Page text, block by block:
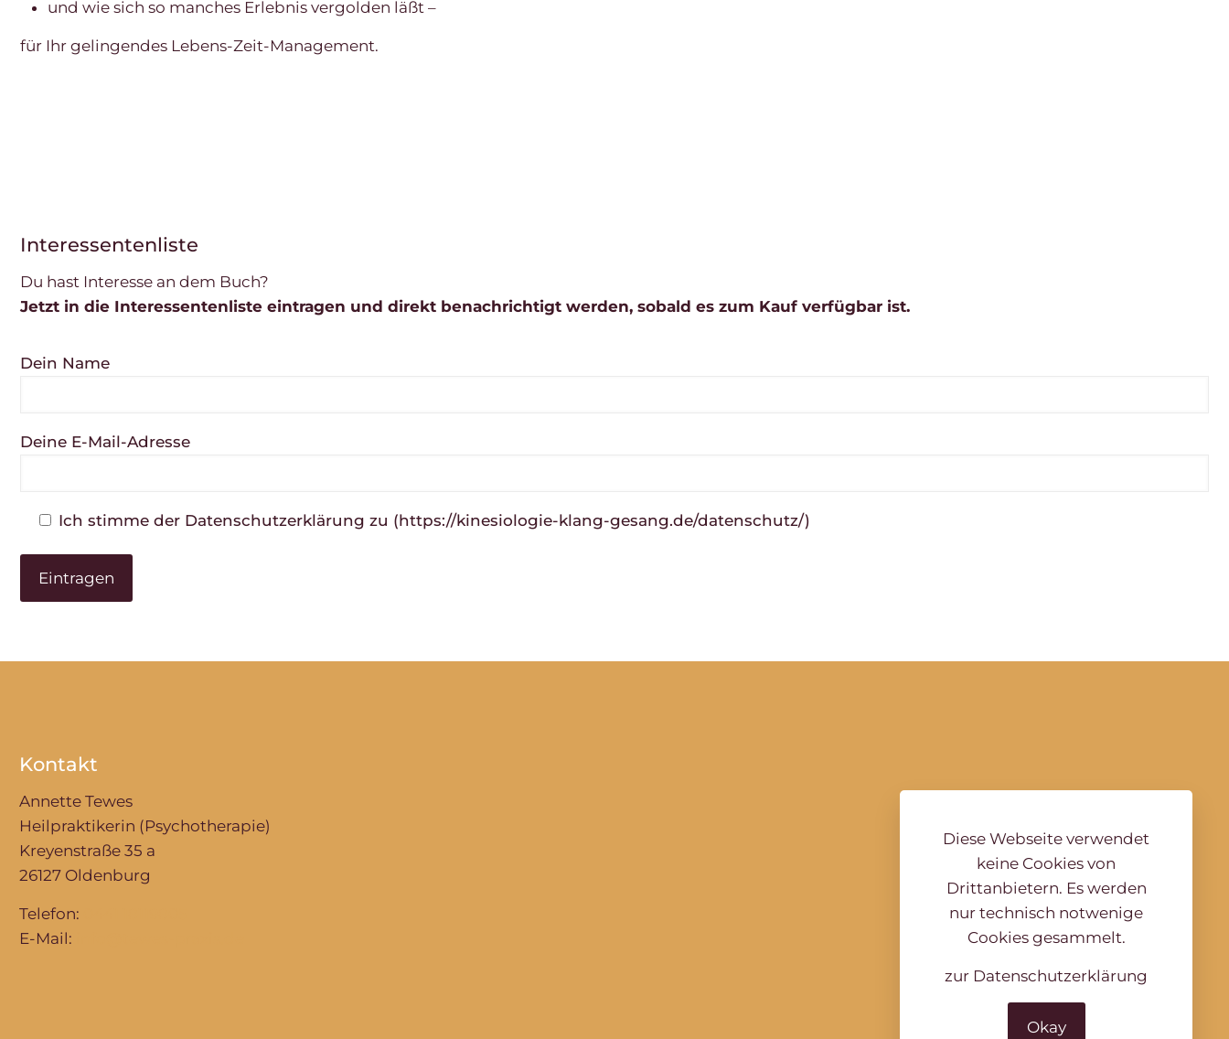
und wie sich so manches Erlebnis vergolden läßt –
für Ihr gelingendes Lebens-Zeit-Management.
Interessentenliste
Du hast Interesse an dem Buch?
Jetzt in die Interessentenliste eintragen und direkt benachrichtigt werden, sobald es zum Kauf verfügbar ist.
Dein Name
Deine E-Mail-Adresse
Ich stimme der Datenschutzerklärung zu (https://kinesiologie-klang-gesang.de/datenschutz/)
Kontakt
Annette Tewes
Heilpraktikerin (Psychotherapie)
Kreyenstraße 35 a
26127 Oldenburg
Telefon:
E-Mail:
Diese Webseite verwendet
keine Cookies von
Drittanbietern. Es werden
nur technisch notwenige
Cookies gesammelt.
zur Datenschutzerklärung
Okay